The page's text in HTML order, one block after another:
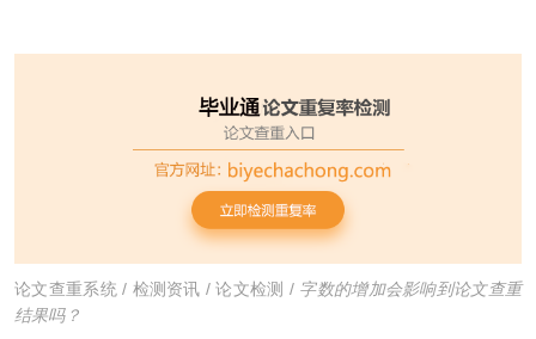
论文查重系统/ 检测资讯 /论文检测 / 字数的增加会影响到论文查重
结果吗？